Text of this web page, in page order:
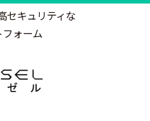
セキュリティな
ォーム